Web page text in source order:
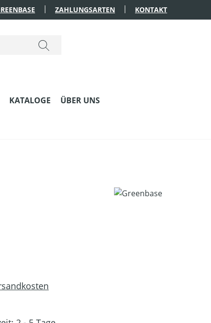
ZAHLUNGSARTEN KONTAKT
KATALOGE ÜBER UNS